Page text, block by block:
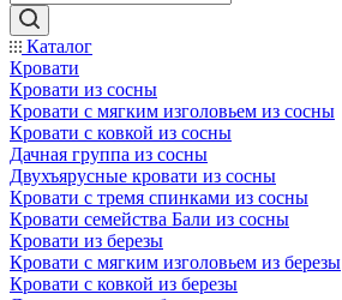
Каталог
Кровати
Кровати из сосны
Кровати с мягким изголовьем из сосны
Кровати с ковкой из сосны
Дачная группа из сосны
Двухъярусные кровати из сосны
Кровати с тремя спинками из сосны
Кровати семейства Бали из сосны
Кровати из березы
Кровати с мягким изголовьем из березы
Кровати с ковкой из березы